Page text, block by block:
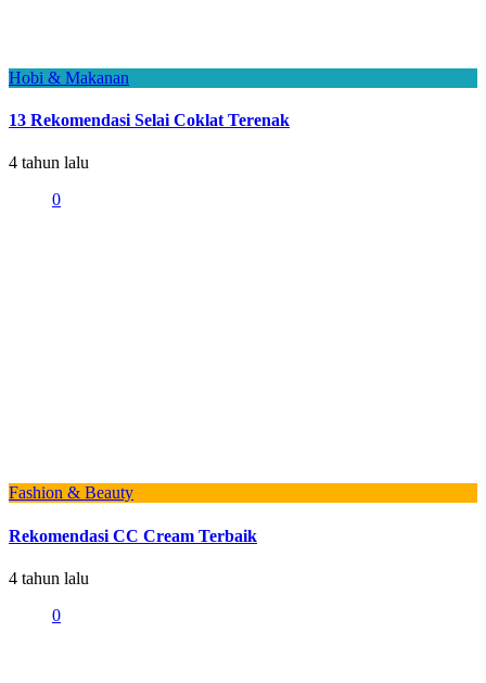
Hobi & Makanan
13 Rekomendasi Selai Coklat Terenak
4 tahun lalu
0
Fashion & Beauty
Rekomendasi CC Cream Terbaik
4 tahun lalu
0